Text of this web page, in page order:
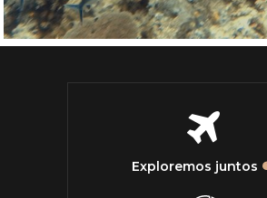
Exploremos juntos